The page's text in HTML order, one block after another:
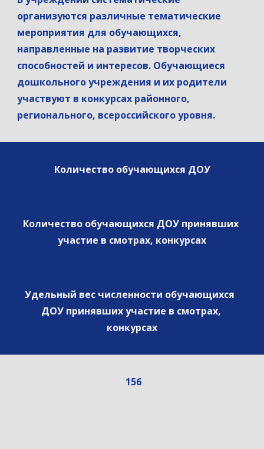
организуются различные тематические
мероприятия для обучающихся,
направленные на развитие творческих
способностей и интересов. Обучающиеся
дошкольного учреждения и их родители
участвуют в конкурсах районного,
регионального, всероссийского уровня.
Количество обучающихся ДОУ
Количество обучающихся ДОУ принявших
участие в смотрах, конкурсах
Удельный вес численности обучающихся
ДОУ принявших участие в смотрах,
конкурсах
156